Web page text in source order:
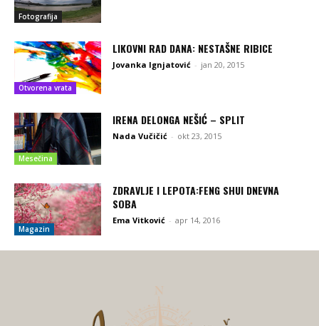
Fotografija
Otvorena vrata
LIKOVNI RAD DANA: NESTAŠNE RIBICE
Jovanka Ignjatović - jan 20, 2015
Mesečina
IRENA DELONGA NEŠIĆ – SPLIT
Nada Vučičić - okt 23, 2015
Magazin
ZDRAVLJE I LEPOTA:FENG SHUI DNEVNA
SOBA
Ema Vitković - apr 14, 2016